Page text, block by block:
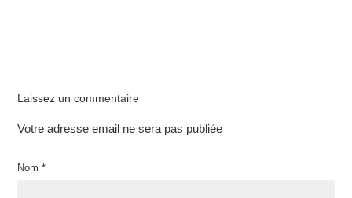
Laissez un commentaire
Votre adresse email ne sera pas publiée
Nom*